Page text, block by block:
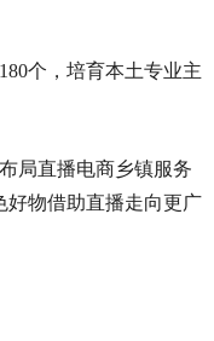
个，培育本土专业主
局直播电商乡镇服务
好物借助直播走向更广